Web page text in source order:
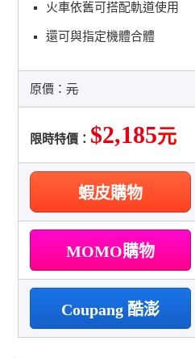
火車依舊可搭配軌道使用
還可與指定機體合體
原價：元
限時特價： $2,185元
蝦皮購物
MOMO購物
Coupang 酷澎